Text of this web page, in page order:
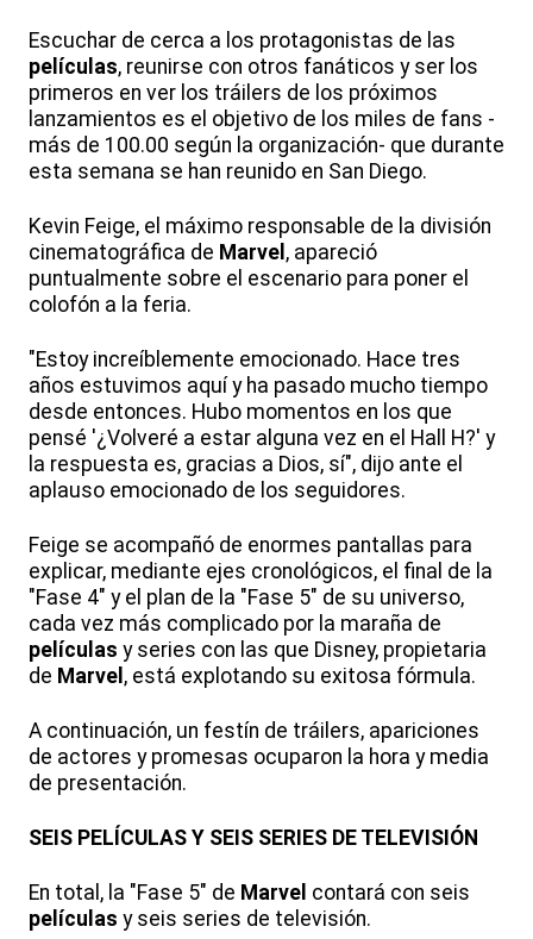
Escuchar de cerca a los protagonistas de las
películas, reunirse con otros fanáticos y ser los
primeros en ver los tráilers de los próximos
lanzamientos es el objetivo de los miles de fans -
más de 100.00 según la organización- que durante
esta semana se han reunido en San Diego.
Kevin Feige, el máximo responsable de la división
cinematográfica de Marvel , apareció
puntualmente sobre el escenario para poner el
colofón a la feria.
"Estoy increíblemente emocionado. Hace tres
años estuvimos aquí y ha pasado mucho tiempo
desde entonces. Hubo momentos en los que
pensé '¿Volveré a estar alguna vez en el Hall H?' y
la respuesta es, gracias a Dios, sí", dijo ante el
aplauso emocionado de los seguidores.
Feige se acompañó de enormes pantallas para
explicar, mediante ejes cronológicos, el final de la
"Fase 4" y el plan de la "Fase 5" de su universo,
cada vez más complicado por la maraña de
películas y series con las que Disney, propietaria
de Marvel , está explotando su exitosa fórmula.
A continuación, un festín de tráilers, apariciones
de actores y promesas ocuparon la hora y media
de presentación.
SEIS PELÍCULAS Y SEIS SERIES DE TELEVISIÓN
En total, la "Fase 5" de Marvel contará con seis
películas y seis series de televisión.